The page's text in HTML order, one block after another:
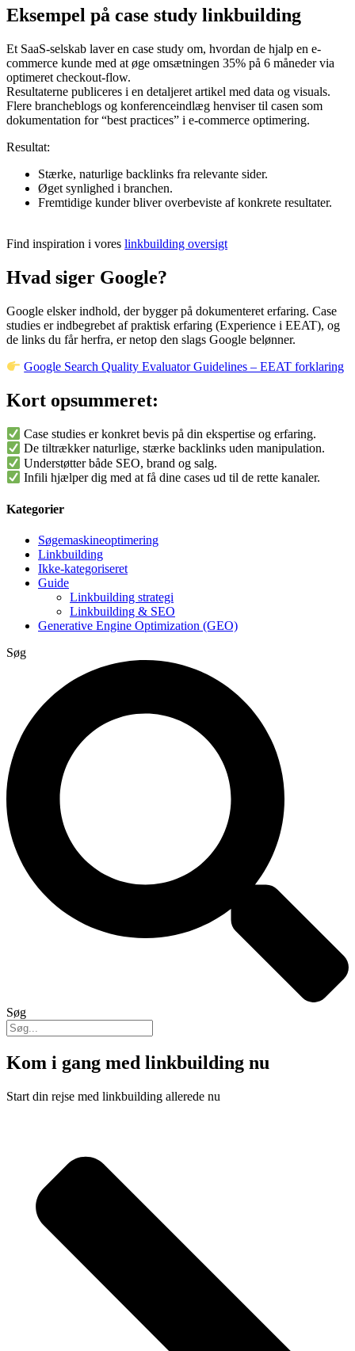
Eksempel på case study linkbuilding
Et SaaS-selskab laver en case study om, hvordan de hjalp en e-
commerce kunde med at øge omsætningen 35% på 6 måneder via
optimeret checkout-flow.
Resultaterne publiceres i en detaljeret artikel med data og visuals.
Flere brancheblogs og konferenceindlæg henviser til casen som
dokumentation for “best practices” i e-commerce optimering.
Resultat:
Stærke, naturlige backlinks fra relevante sider.
Øget synlighed i branchen.
Fremtidige kunder bliver overbeviste af konkrete resultater.
Find inspiration i vores linkbuilding oversigt
Hvad siger Google?
Google elsker indhold, der bygger på dokumenteret erfaring. Case
studies er indbegrebet af praktisk erfaring (Experience i EEAT), og
de links du får herfra, er netop den slags Google belønner.
Google Search Quality Evaluator Guidelines – EEAT forklaring
Kort opsummeret:
Case studies er konkret bevis på din ekspertise og erfaring.
De tiltrækker naturlige, stærke backlinks uden manipulation.
Understøtter både SEO, brand og salg.
Infili hjælper dig med at få dine cases ud til de rette kanaler.
Kategorier
Søgemaskineoptimering
Linkbuilding
Ikke-kategoriseret
Guide
Linkbuilding strategi
Linkbuilding & SEO
Generative Engine Optimization (GEO)
Søg
Søg
Kom i gang med linkbuilding nu
Start din rejse med linkbuilding allerede nu